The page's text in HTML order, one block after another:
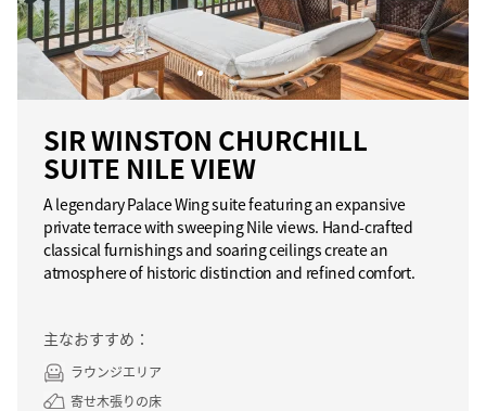
SIR WINSTON CHURCHILL
SUITE NILE VIEW
A legendary Palace Wing suite featuring an expansive
private terrace with sweeping Nile views. Hand-crafted
classical furnishings and soaring ceilings create an
atmosphere of historic distinction and refined comfort.
主なおすすめ：
ラウンジエリア
寄せ木張りの床